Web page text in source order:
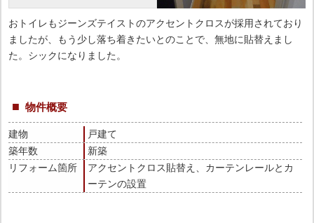
おトイレもジーンズテイストのアクセントクロスが採用されており
ましたが、もう少し落ち着きたいとのことで、無地に貼替えまし
た。シックになりました。
物件概要
建物
戸建て
築年数
新築
リフォーム箇所
アクセントクロス貼替え、カーテンレールとカ
ーテンの設置